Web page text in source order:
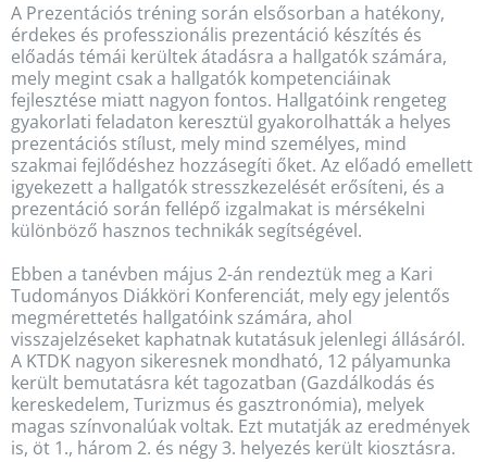
A Prezentációs tréning során elsősorban a hatékony,
érdekes és professzionális prezentáció készítés és
előadás témái kerültek átadásra a hallgatók számára,
mely megint csak a hallgatók kompetenciáinak
fejlesztése miatt nagyon fontos. Hallgatóink rengeteg
gyakorlati feladaton keresztül gyakorolhatták a helyes
prezentációs stílust, mely mind személyes, mind
szakmai fejlődéshez hozzásegíti őket. Az előadó emellett
igyekezett a hallgatók stresszkezelését erősíteni, és a
prezentáció során fellépő izgalmakat is mérsékelni
különböző hasznos technikák segítségével.
Ebben a tanévben május 2-án rendeztük meg a Kari
Tudományos Diákköri Konferenciát, mely egy jelentős
megmérettetés hallgatóink számára, ahol
visszajelzéseket kaphatnak kutatásuk jelenlegi állásáról.
A KTDK nagyon sikeresnek mondható, 12 pályamunka
került bemutatásra két tagozatban (Gazdálkodás és
kereskedelem, Turizmus és gasztronómia), melyek
magas színvonalúak voltak. Ezt mutatják az eredmények
is, öt 1., három 2. és négy 3. helyezés került kiosztásra.